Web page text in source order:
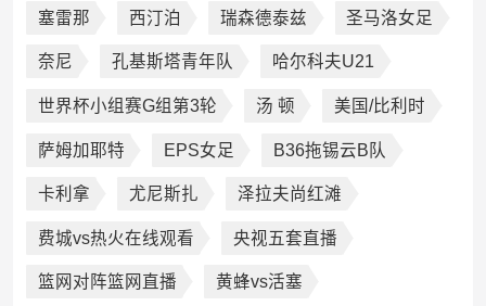
塞雷那 西汀泊 瑞森德泰兹 圣马洛女足
奈尼 孔基斯塔青年队 哈尔科夫U21
世界杯小组赛G组第3轮 汤 顿 美国/比利时
萨姆加耶特 EPS女足 B36拖锡云B队
卡利拿 尤尼斯扎 泽拉夫尚红滩
费城vs热火在线观看 央视五套直播
篮网对阵篮网直播 黄蜂vs活塞